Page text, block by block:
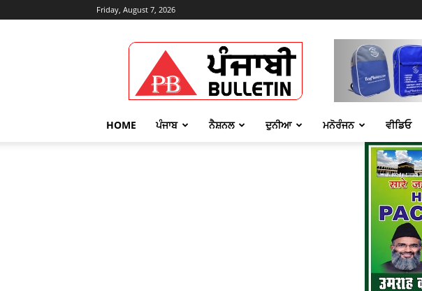
Friday, August 7, 2026
Punjabi
Bulletin
HOME ਪੰਜਾਬ ਨੈਸ਼ਨਲ ਦੁਨੀਆ ਮਨੋਰੰਜਨ ਵੀਡਿਓ